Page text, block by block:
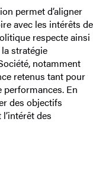
permet d’aligner
avec les intérêts de
respecte ainsi
stratégie
notamment
retenus tant pour
En
des objectifs
des